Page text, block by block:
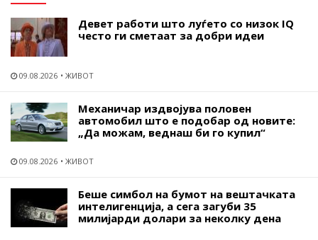
Девет работи што луѓето со низок IQ
често ги сметаат за добри идеи
09.08.2026 ЖИВОТ
Механичар издвојува половен
автомобил што е подобар од новите:
„Да можам, веднаш би го купил“
09.08.2026 ЖИВОТ
Беше симбол на бумот на вештачката
интелигенција, а сега загуби 35
милијарди долари за неколку дена